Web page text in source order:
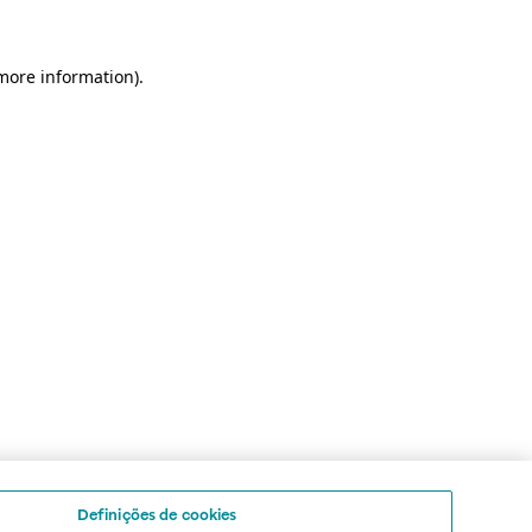
information).
Definições de cookies